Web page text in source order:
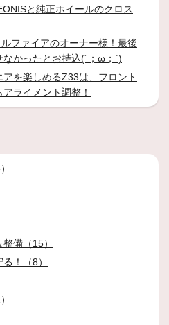
と純正ホイールのクロス
ファイアのオーナー様！最後
かったとお持込(´；ω；`)
アを楽しめるZ33は、フロント
ライメント調整！
備（15）
！（8）